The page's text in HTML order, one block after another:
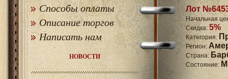
Способы оплаты
Описание торгов
Написать нам
НОВОСТИ
Лот
Начальная
Скидка: 5%
Категория:
Регион:
Страна:
Состояние: